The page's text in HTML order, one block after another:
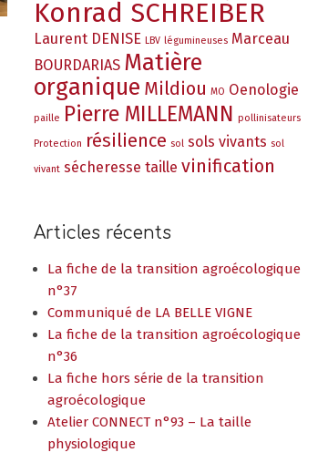
Konrad SCHREIBER
Laurent DENISE LBV légumineuses Marceau
BOURDARIAS Matière
organique Mildiou MO Oenologie
paille Pierre MILLEMANN pollinisateurs
Protection résilience sol sols vivants sol
vivant sécheresse taille vinification
Articles récents
La fiche de la transition agroécologique
n°37
Communiqué de LA BELLE VIGNE
La fiche de la transition agroécologique
n°36
La fiche hors série de la transition
agroécologique
Atelier CONNECT n°93 – La taille
physiologique